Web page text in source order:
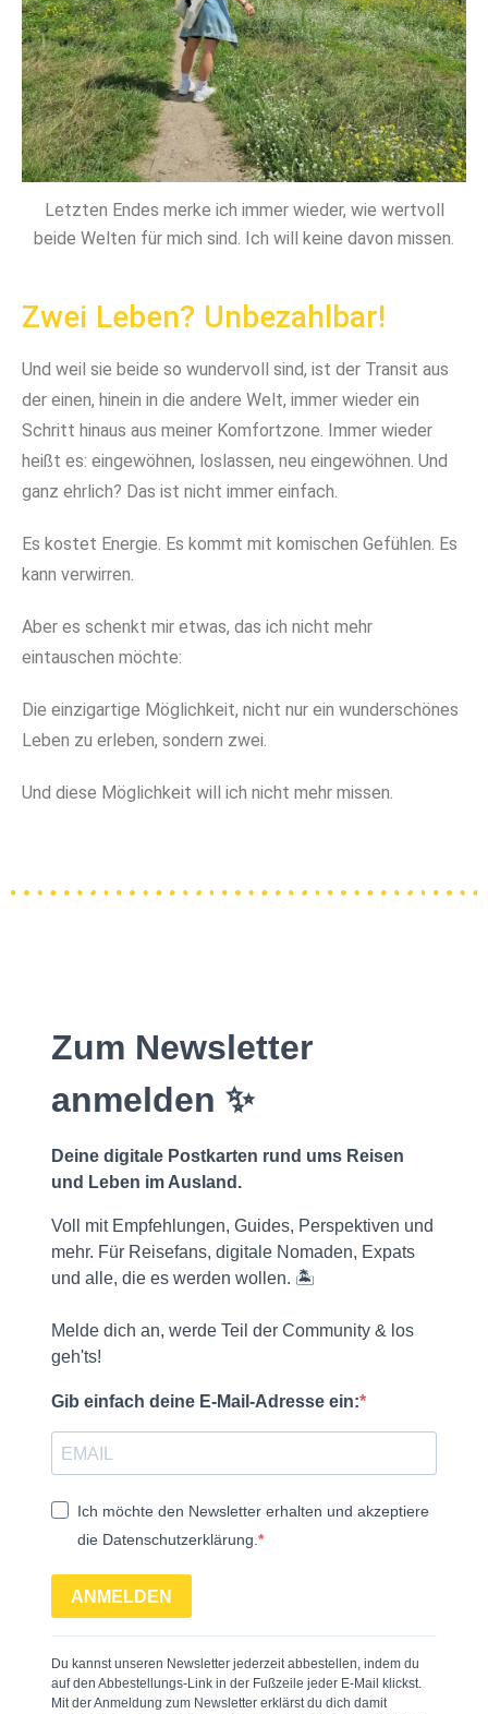
Letzten Endes merke ich immer wieder, wie wertvoll
beide Welten für mich sind. Ich will keine davon missen.
Zwei Leben? Unbezahlbar!
Und weil sie beide so wundervoll sind, ist der Transit aus
der einen, hinein in die andere Welt, immer wieder ein
Schritt hinaus aus meiner Komfortzone. Immer wieder
heißt es: eingewöhnen, loslassen, neu eingewöhnen. Und
ganz ehrlich? Das ist nicht immer einfach.
Es kostet Energie. Es kommt mit komischen Gefühlen. Es
kann verwirren.
Aber es schenkt mir etwas, das ich nicht mehr
eintauschen möchte:
Die einzigartige Möglichkeit, nicht nur ein wunderschönes
Leben zu erleben, sondern zwei.
Und diese Möglichkeit will ich nicht mehr missen.
Zum Newsletter
anmelden ✨
Deine digitale Postkarten rund ums Reisen
und Leben im Ausland.
Voll mit Empfehlungen, Guides, Perspektiven und
mehr. Für Reisefans, digitale Nomaden, Expats
und alle, die es werden wollen. 🏝️
Melde dich an, werde Teil der Community & los
geh'ts!
Gib einfach deine E-Mail-Adresse ein:
Ich möchte den Newsletter erhalten und akzeptiere
die Datenschutzerklärung.
ANMELDEN
Du kannst unseren Newsletter jederzeit abbestellen, indem du
auf den Abbestellungs-Link in der Fußzeile jeder E-Mail klickst.
Mit der Anmeldung zum Newsletter erklärst du dich damit